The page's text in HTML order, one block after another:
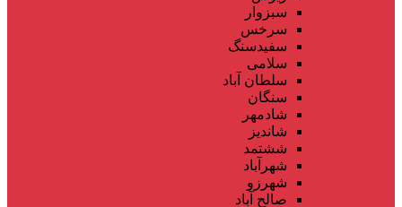
سبزوار
سرخس
سفیدسنگ
سلامی
سلطان آباد
سنگان
شادمهر
شاندیز
ششتمد
شهرآباد
شهرزو
صالح آباد